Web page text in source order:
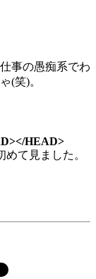
事の愚痴系でわ
(笑)。
HEAD>
て見ました。